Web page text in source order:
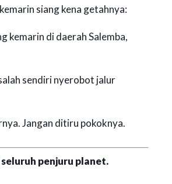
siang kena getahnya:
kemarin di daerah Salemba,
sendiri nyerobot jalur
Jangan ditiru pokoknya.
penjuru planet.